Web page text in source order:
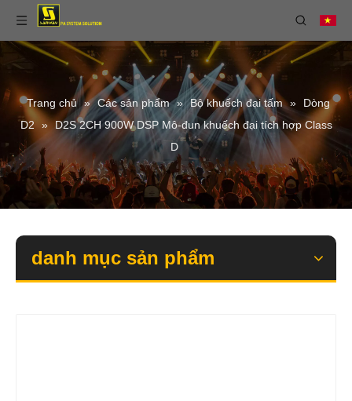
Trang chủ » Các sản phẩm » Bộ khuếch đại tấm »
Dòng
D2 » D2S 2CH 900W DSP Mô-đun khuếch đại tích hợp Class
D
danh mục sản phẩm